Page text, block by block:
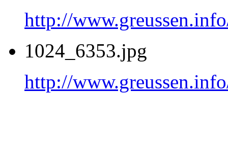
http://
1024_6353.jpg
http://